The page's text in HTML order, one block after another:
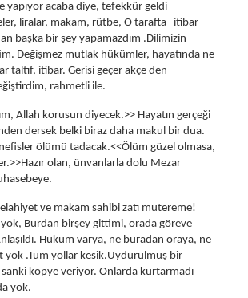
yapıyor acaba diye, tefekkür geldi
liralar, makam, rütbe, O tarafta itibar
başka bir şey yapamazdım .Dilimizin
Değişmez mutlak hükümler, hayatında ne
taltıf, itibar. Gerisi geçer akçe den
rahmetli ile.
Allah korusun diyecek.>> Hayatın gerçeği
dersek belki biraz daha makul bir dua.
ölümü tadacak.<<Ölüm güzel olmasa,
olan, ünvanlarla dolu Mezar
ve makam sahibi zatı mutereme!
yok, Burdan birşey gittimi, orada göreve
Hüküm varya, ne buradan oraya, ne
yok .Tüm yollar kesik.Uydurulmuş bir
kopye veriyor. Onlarda kurtarmadı
yok.